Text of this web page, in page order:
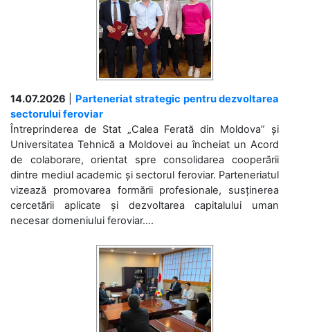
14.07.2026
Parteneriat strategic pentru dezvoltarea
sectorului feroviar
Întreprinderea de Stat „Calea Ferată din Moldova” și
Universitatea Tehnică a Moldovei au încheiat un Acord
de colaborare, orientat spre consolidarea cooperării
dintre mediul academic și sectorul feroviar. Parteneriatul
vizează promovarea formării profesionale, susținerea
cercetării aplicate și dezvoltarea capitalului uman
necesar domeniului feroviar....